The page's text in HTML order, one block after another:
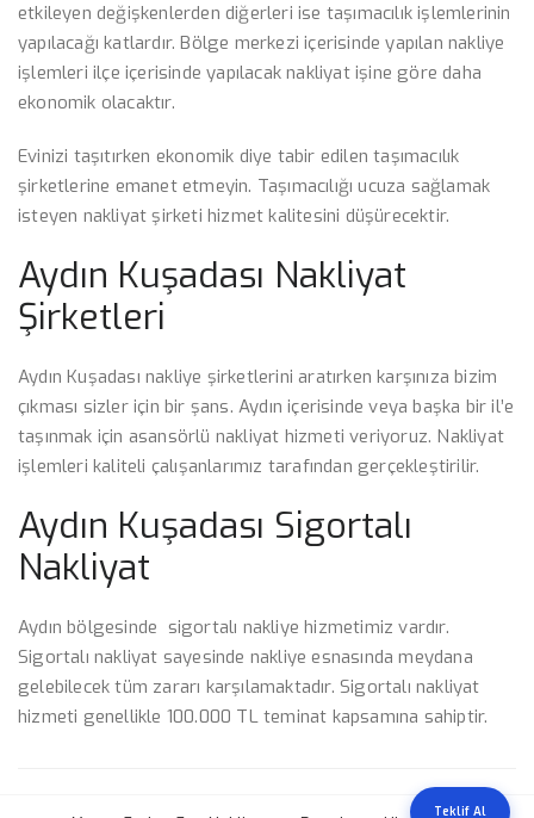
etkileyen değişkenlerden diğerleri ise taşımacılık işlemlerinin
yapılacağı katlardır. Bölge merkezi içerisinde yapılan nakliye
işlemleri ilçe içerisinde yapılacak nakliyat işine göre daha
ekonomik olacaktır.
Evinizi taşıtırken ekonomik diye tabir edilen taşımacılık
şirketlerine emanet etmeyin. Taşımacılığı ucuza sağlamak
isteyen nakliyat şirketi hizmet kalitesini düşürecektir.
Aydın Kuşadası Nakliyat
Şirketleri
Aydın Kuşadası nakliye şirketlerini aratırken karşınıza bizim
çıkması sizler için bir şans. Aydın içerisinde veya başka bir il’e
taşınmak için asansörlü nakliyat hizmeti veriyoruz. Nakliyat
işlemleri kaliteli çalışanlarımız tarafından gerçekleştirilir.
Aydın Kuşadası Sigortalı
Nakliyat
Aydın bölgesinde sigortalı nakliye hizmetimiz vardır.
Sigortalı nakliyat sayesinde nakliye esnasında meydana
gelebilecek tüm zararı karşılamaktadır. Sigortalı nakliyat
hizmeti genellikle 100.000 TL teminat kapsamına sahiptir.
Teklif Al